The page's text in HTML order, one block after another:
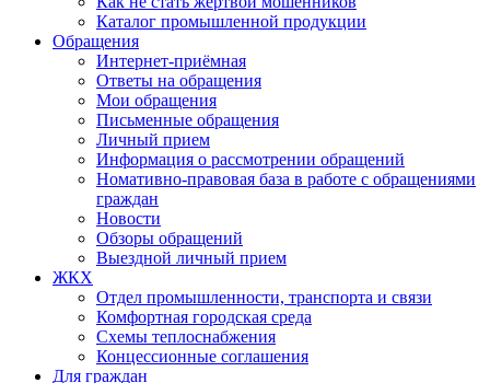
Каталог промышленной продукции
Обращения
Интернет-приёмная
Ответы на обращения
Мои обращения
Письменные обращения
Личный прием
Информация о рассмотрении обращений
Номативно-правовая база в работе с обращениями
граждан
Новости
Обзоры обращений
Выездной личный прием
ЖКХ
Отдел промышленности, транспорта и связи
Комфортная городская среда
Схемы теплоснабжения
Концессионные соглашения
Для граждан